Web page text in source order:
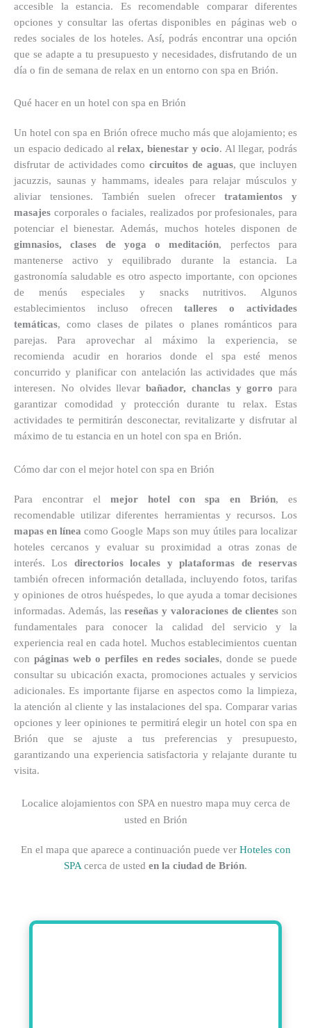
accesible la estancia. Es recomendable comparar diferentes
opciones y consultar las ofertas disponibles en páginas web o
redes sociales de los hoteles. Así, podrás encontrar una opción
que se adapte a tu presupuesto y necesidades, disfrutando de un
día o fin de semana de relax en un entorno con spa en Brión.
Qué hacer en un hotel con spa en Brión
Un hotel con spa en Brión ofrece mucho más que alojamiento; es
un espacio dedicado alrelax, bienestar y ocio. Al llegar, podrás
disfrutar de actividades como circuitos de aguas, que incluyen
jacuzzis, saunas y hammams, ideales para relajar músculos y
aliviar tensiones. También suelen ofrecertratamientos y
masajes corporales o faciales, realizados por profesionales, para
potenciar el bienestar. Además, muchos hoteles disponen de
gimnasios, clases de yoga o meditación, perfectos para
mantenerse activo y equilibrado durante la estancia. La
gastronomía saludable es otro aspecto importante, con opciones
de menús especiales y snacks nutritivos. Algunos
establecimientos incluso ofrecentalleres o actividades
temáticas, como clases de pilates o planes románticos para
parejas. Para aprovechar al máximo la experiencia, se
recomienda acudir en horarios donde el spa esté menos
concurrido y planificar con antelación las actividades que más
interesen. No olvides llevar bañador, chanclas y gorro para
garantizar comodidad y protección durante tu relax. Estas
actividades te permitirán desconectar, revitalizarte y disfrutar al
máximo de tu estancia en un hotel con spa en Brión.
Cómo dar con el mejor hotel con spa en Brión
Para encontrar el mejor hotel con spa en Brión, es
recomendable utilizar diferentes herramientas y recursos. Los
mapas en línea como Google Maps son muy útiles para localizar
hoteles cercanos y evaluar su proximidad a otras zonas de
interés. Los directorios locales y plataformas de reservas
también ofrecen información detallada, incluyendo fotos, tarifas
y opiniones de otros huéspedes, lo que ayuda a tomar decisiones
informadas. Además, lasreseñas y valoraciones de clientes son
fundamentales para conocer la calidad del servicio y la
experiencia real en cada hotel. Muchos establecimientos cuentan
con páginas web o perfiles en redes sociales, donde se puede
consultar su ubicación exacta, promociones actuales y servicios
adicionales. Es importante fijarse en aspectos como la limpieza,
la atención al cliente y las instalaciones del spa. Comparar varias
opciones y leer opiniones te permitirá elegir un hotel con spa en
Brión que se ajuste a tus preferencias y presupuesto,
garantizando una experiencia satisfactoria y relajante durante tu
visita.
Localice alojamientos con SPA en nuestro mapa muy cerca de
usted en Brión
En el mapa que aparece a continuación puede ver Hoteles con
SPA cerca de usted en la ciudad de Brión.